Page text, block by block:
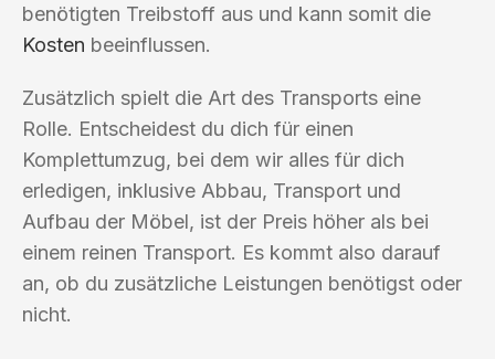
benötigten Treibstoff aus und kann somit die
Kosten beeinflussen.
Zusätzlich spielt die Art des Transports eine
Rolle. Entscheidest du dich für einen
Komplettumzug, bei dem wir alles für dich
erledigen, inklusive Abbau, Transport und
Aufbau der Möbel, ist der Preis höher als bei
einem reinen Transport. Es kommt also darauf
an, ob du zusätzliche Leistungen benötigst oder
nicht.